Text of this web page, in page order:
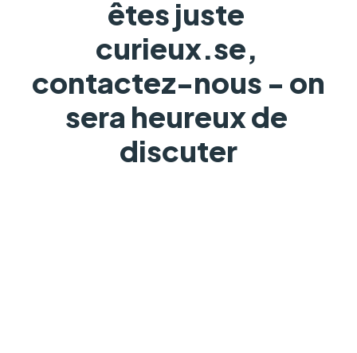
êtes juste
curieux.se,
contactez-nous - on
sera heureux de
discuter